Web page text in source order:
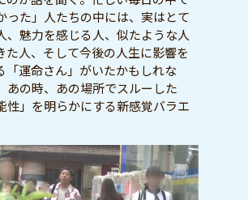
った」人たちの中には、実はとて
、魅力を感じる人、似たような人
た人、そして今後の人生に影響を
「運命さん」がいたかもしれな
あの時、あの場所でスルーした
性」を明らかにする新感覚バラエ